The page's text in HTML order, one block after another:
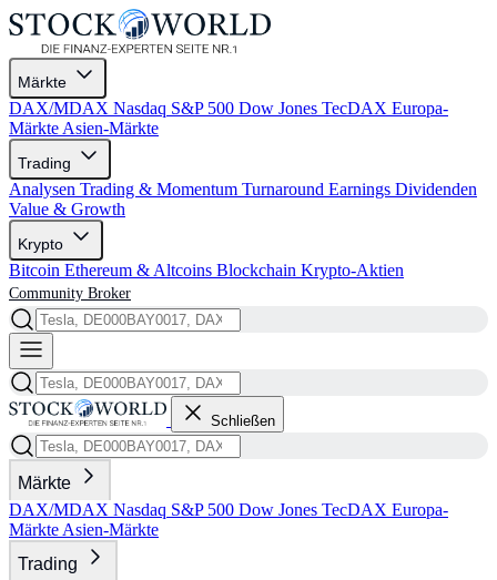
Märkte
DAX/MDAX Nasdaq S&P 500 Dow Jones TecDAX Europa-
Märkte Asien-Märkte
Trading
Analysen Trading & Momentum Turnaround Earnings Dividenden
Value & Growth
Krypto
Bitcoin Ethereum & Altcoins Blockchain Krypto-Aktien
Community Broker
Schließen
Märkte
DAX/MDAX Nasdaq S&P 500 Dow Jones TecDAX Europa-
Märkte Asien-Märkte
Trading